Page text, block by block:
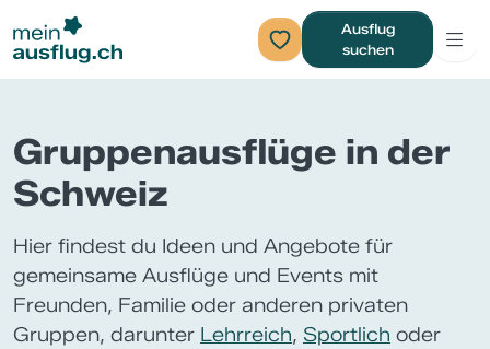
Ausflug
suchen
Gruppenausflüge in der
Schweiz
Hier findest du Ideen und Angebote für
gemeinsame Ausflüge und Events mit
Freunden, Familie oder anderen privaten
Gruppen, darunter Lehrreich, Sportlich oder